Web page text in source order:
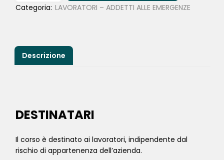
Categoria: LAVORATORI – ADDETTI ALLE EMERGENZE
Descrizione
DESTINATARI
Il corso è destinato ai lavoratori, indipendente dal
rischio di appartenenza dell’azienda.